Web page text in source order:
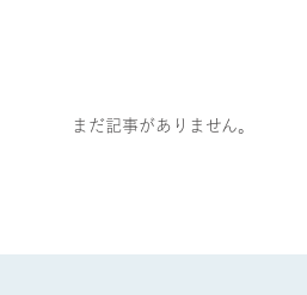
まだ記事がありません。